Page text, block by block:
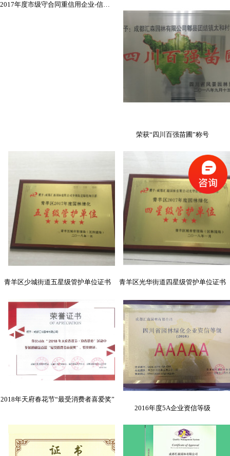
荣获“四川百强苗圃”称号
青羊区少城街道五星级管护单位证书 青羊区光华街道四星级管护单位证书
2018年天府春花节“最受消费者喜爱奖”
2016年度5A企业资信等级